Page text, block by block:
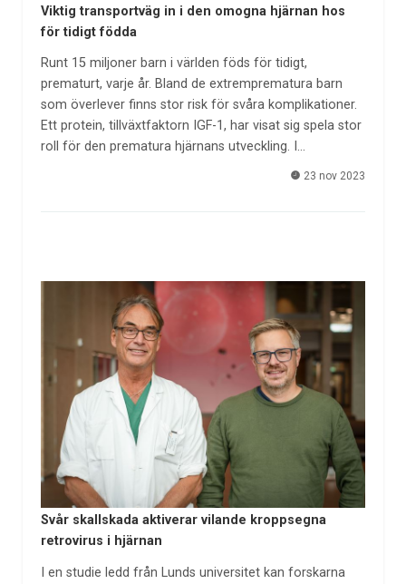
Viktig transportväg in i den omogna hjärnan hos
för tidigt födda
Runt 15 miljoner barn i världen föds för tidigt,
prematurt, varje år. Bland de extremprematura barn
som överlever finns stor risk för svåra komplikationer.
Ett protein, tillväxtfaktorn IGF-1, har visat sig spela stor
roll för den prematura hjärnans utveckling. I…
23 nov 2023
Svår skallskada aktiverar vilande kroppsegna
retrovirus i hjärnan
I en studie ledd från Lunds universitet kan forskarna